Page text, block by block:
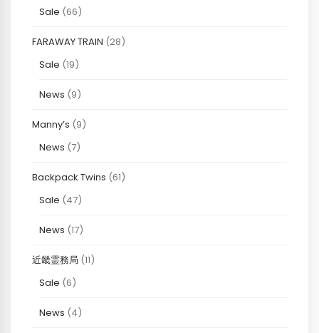
Sale (66)
FARAWAY TRAIN (28)
Sale (19)
News (9)
Manny’s (9)
News (7)
Backpack Twins (61)
Sale (47)
News (17)
近畿霊務局 (11)
Sale (6)
News (4)